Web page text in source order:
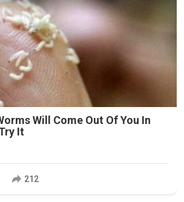
Will Come Out Of You In
It
212